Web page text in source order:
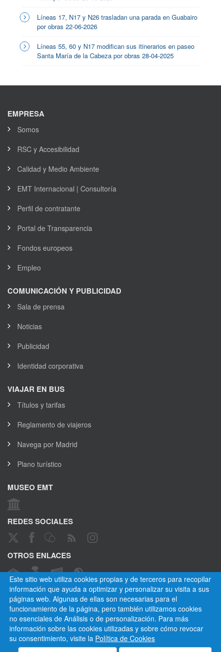
Líneas 17, N17 y N26 trasladan una parada en Guabairo
por obras 22-06-2026
Líneas 55, 60 y N17 modifican sus itinerarios en paseo
Santa María de la Cabeza por obras 28-04-2025
Este sitio web utiliza cookies propias y de terceros para recopilar
información que ayuda a optimizar y personalizar su visita a sus
páginas web. Algunas de ellas son necesarias para el
funcionamiento de la página, pero también utilizamos cookies
no esenciales de Análisis o de personalización. Para más
información sobre las cookies utilizadas y sobre cómo revocar
su consentimiento, visite la Política de Cookies
EMPRESA
Somos
RSC y Accesibilidad
Calidad y Medio Ambiente
EMT Internacional | Consultoría
Perfil de contratante
Portal de Transparencia
Fondos europeos
Empleo
COMUNICACIÓN Y PUBLICIDAD
Sala de prensa
Noticias
Publicidad
Identidad corporativa
VIAJAR EN BUS
Títulos y tarifas
Reglamento de viajeros
Navega por Madrid
Plano turístico
MUSEO EMT
REDES SOCIALES
OTROS ENLACES
CANAL ÉTICO
Empresa Municipal de Transportes de Madrid, S. A.